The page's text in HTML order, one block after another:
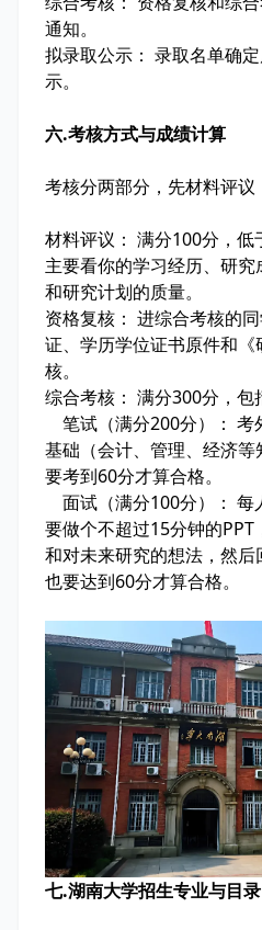
通知。
拟录取公示： 录取名单确
示。
六.考核方式与成绩计算
考核分两部分，先材料评议
材料评议： 满分100分，低
主要看你的学习经历、研
和研究计划的质量。
资格复核： 进综合考核的
证、学历学位证书原件和
核。
综合考核： 满分300分，包
笔试（满分200分）： 考
基础（会计、管理、经济
要考到60分才算合格。
面试（满分100分）： 每
要做个不超过15分钟的
和对未来研究的想法，然
也要达到60分才算合格。
七.湖南大学招生专业与目录